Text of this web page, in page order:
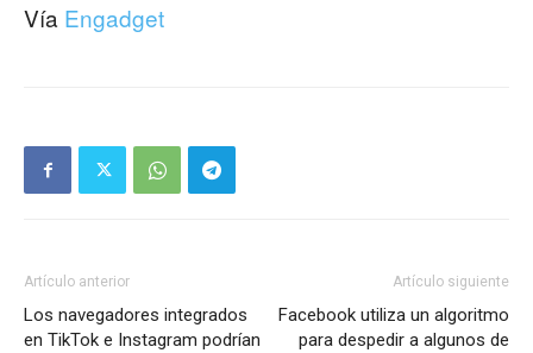
Vía Engadget
Artículo anterior
Los navegadores integrados
en TikTok e Instagram podrían
Artículo siguiente
Facebook utiliza un algoritmo
para despedir a algunos de